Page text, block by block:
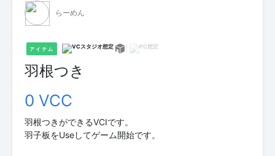
らーめん
アイテム
羽根つき
0 VCC
羽根つきができるVCIです。
羽子板をUseしてゲーム開始です。